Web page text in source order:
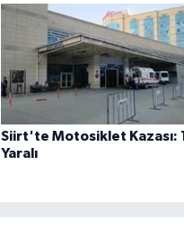
Siirt'te Motosiklet Kazası: 1
Yaralı